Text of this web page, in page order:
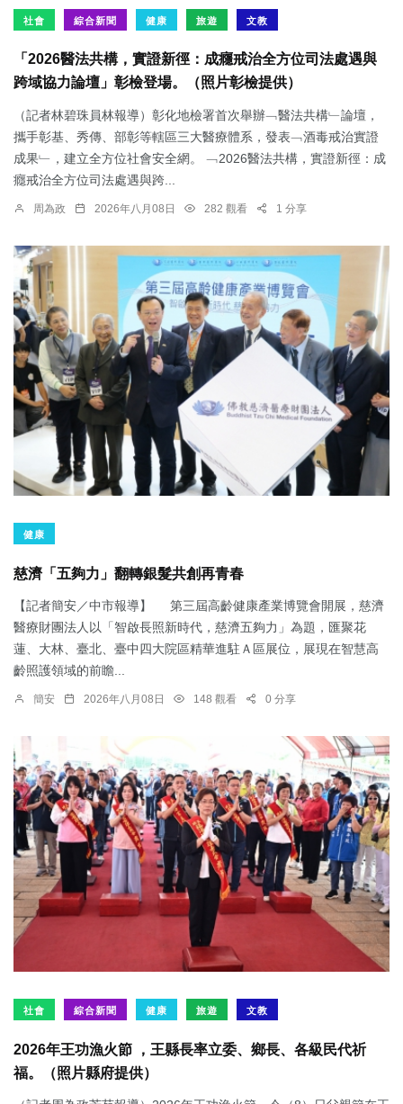
社會 綜合新聞 健康 旅遊 文教
「2026醫法共構，實證新徑：成癮戒治全方位司法處遇與
跨域協力論壇」彰檢登場。（照片彰檢提供）
（記者林碧珠員林報導）彰化地檢署首次舉辦﹁醫法共構﹂論壇，
攜手彰基、秀傳、部彰等轄區三大醫療體系，發表﹁酒毒戒治實證
成果﹂，建立全方位社會安全網。 ﹁2026醫法共構，實證新徑：成
癮戒治全方位司法處遇與跨...
周為政 2026年八月08日 282 觀看 1 分享
健康
慈濟「五夠力」翻轉銀髮共創再青春
【記者簡安／中市報導】 第三屆高齡健康產業博覽會開展，慈濟
醫療財團法人以「智啟長照新時代，慈濟五夠力」為題，匯聚花
蓮、大林、臺北、臺中四大院區精華進駐Ａ區展位，展現在智慧高
齡照護領域的前瞻...
簡安 2026年八月08日 148 觀看 0 分享
社會 綜合新聞 健康 旅遊 文教
2026年王功漁火節 ，王縣長率立委、鄉長、各級民代祈
福。（照片縣府提供）